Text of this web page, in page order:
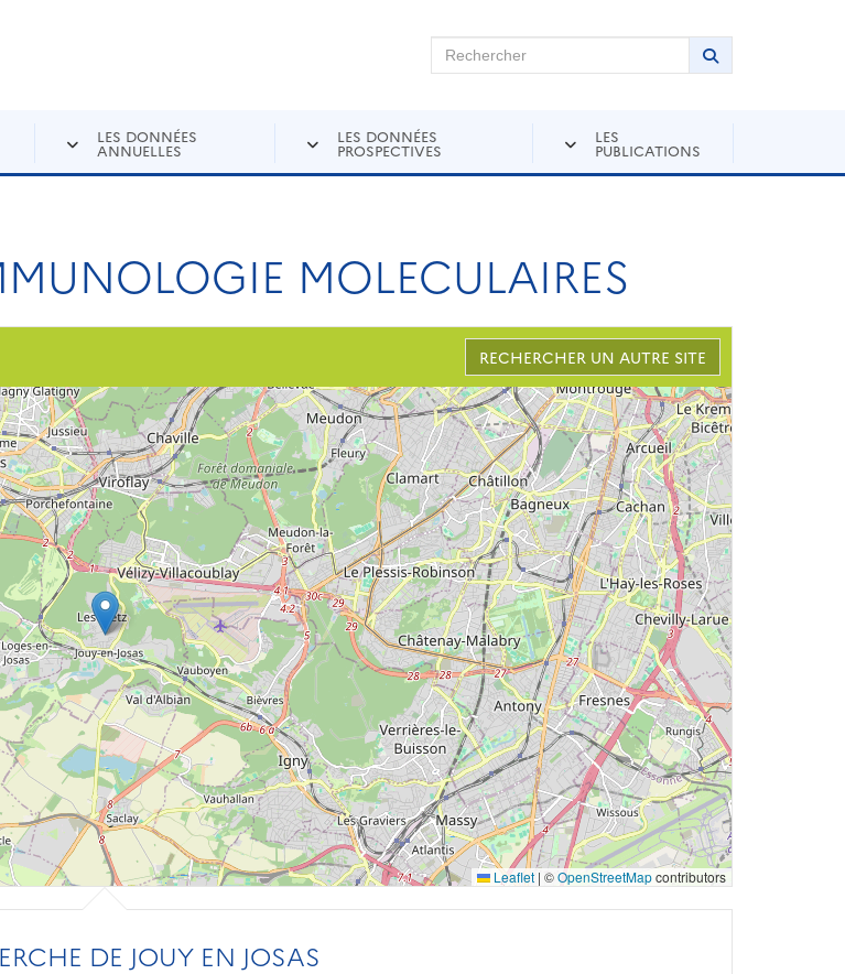
Rechercher sur Andra Inventaire Rechercher
Lancer la
LES DONNÉES
ANNUELLES
LES DONNÉES
PROSPECTIVES
LES
PUBLICATIONS
MOLECULAIRES
RECHERCHER UN AUTRE SITE
Leaflet | ©OpenStreetMapcontributors
DE JOUY EN JOSAS